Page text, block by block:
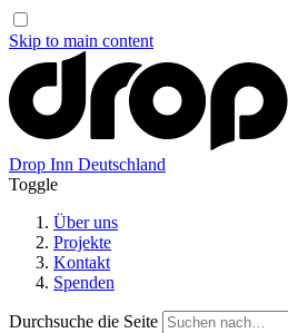
Skip to main content
Drop Inn Deutschland
Toggle
Über uns
Projekte
Kontakt
Spenden
Durchsuche die Seite